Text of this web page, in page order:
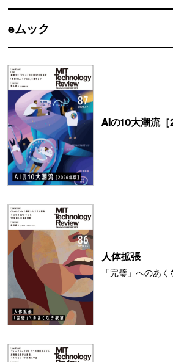
eムック
AIの10大潮流［
人体拡張
「完璧」へのあ